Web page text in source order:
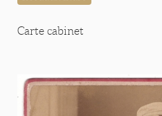
Carte cabinet